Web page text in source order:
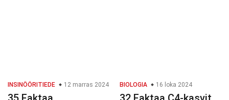
INSINÖÖRITIEDE 12 marras 2024 BIOLOGIA 16 loka 2024